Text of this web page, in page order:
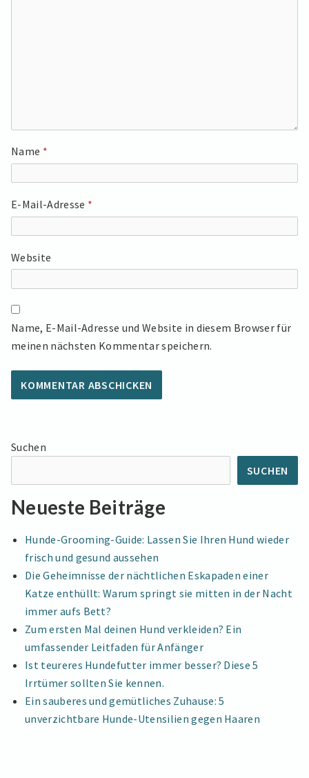
Name *
E-Mail-Adresse *
Website
Name, E-Mail-Adresse und Website in diesem Browser für
meinen nächsten Kommentar speichern.
Suchen
SUCHEN
Neueste Beiträge
Hunde-Grooming-Guide: Lassen Sie Ihren Hund wieder
frisch und gesund aussehen
Die Geheimnisse der nächtlichen Eskapaden einer
Katze enthüllt: Warum springt sie mitten in der Nacht
immer aufs Bett?
Zum ersten Mal deinen Hund verkleiden? Ein
umfassender Leitfaden für Anfänger
Ist teureres Hundefutter immer besser? Diese 5
Irrtümer sollten Sie kennen.
Ein sauberes und gemütliches Zuhause: 5
unverzichtbare Hunde-Utensilien gegen Haaren